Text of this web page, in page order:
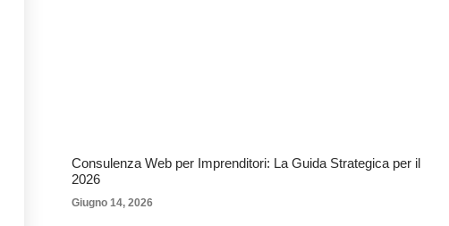
Consulenza Web per Imprenditori: La Guida Strategica per il
2026
Giugno 14, 2026